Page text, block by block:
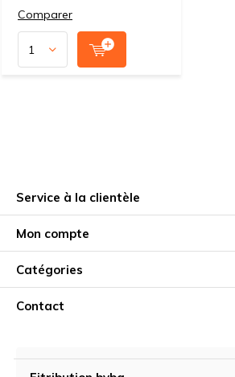
Comparer
Service à la clientèle
Mon compte
Catégories
Contact